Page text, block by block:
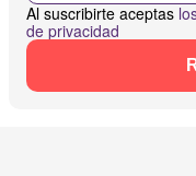
Al suscribirte aceptas
de privacidad